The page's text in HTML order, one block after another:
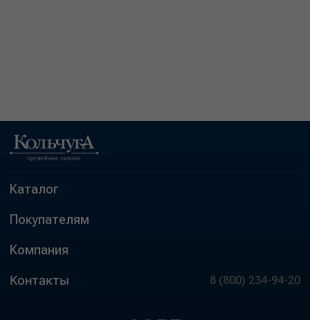
Каталог
Покупателям
Компания
Контакты 8 (800) 234-94-20